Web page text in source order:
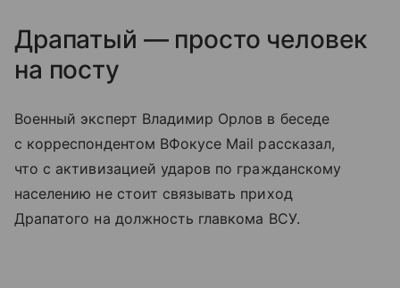
Драпатый — просто человек
на посту
Военный эксперт Владимир Орлов в беседе
с корреспондентом ВФокусе Mail рассказал,
что с активизацией ударов по гражданскому
населению не стоит связывать приход
Драпатого на должность главкома ВСУ.